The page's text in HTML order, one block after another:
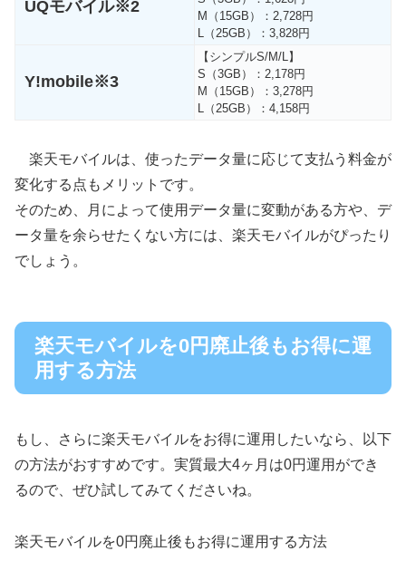
UQモバイル※2
M（15GB）：2,728円
L（25GB）：3,828円
Y!mobile※3
【シンプルS/M/L】
S（3GB）：2,178円
M（15GB）：3,278円
L（25GB）：4,158円
楽天モバイルは、使ったデータ量に応じて支払う料金が
変化する点もメリットです。
そのため、月によって使用データ量に変動がある方や、デ
ータ量を余らせたくない方には、楽天モバイルがぴったり
でしょう。
楽天モバイルを0円廃止後もお得に運
用する方法
もし、さらに楽天モバイルをお得に運用したいなら、以下
の方法がおすすめです。実質最大4ヶ月は0円運用ができ
るので、ぜひ試してみてくださいね。
楽天モバイルを0円廃止後もお得に運用する方法